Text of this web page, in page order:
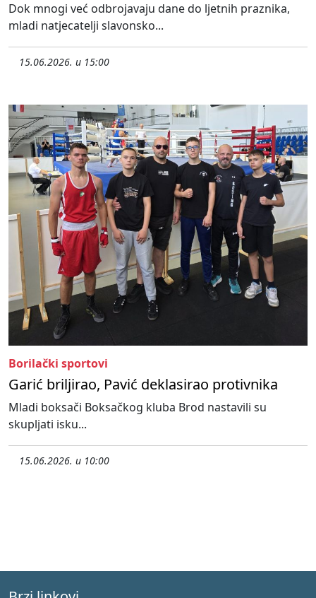
Dok mnogi već odbrojavaju dane do ljetnih praznika,
mladi natjecatelji slavonsko...
15.06.2026. u 15:00
Borilački sportovi
Garić briljirao, Pavić deklasirao protivnika
Mladi boksači Boksačkog kluba Brod nastavili su
skupljati isku...
15.06.2026. u 10:00